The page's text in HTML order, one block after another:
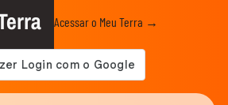
Acessar o Meu Terra →